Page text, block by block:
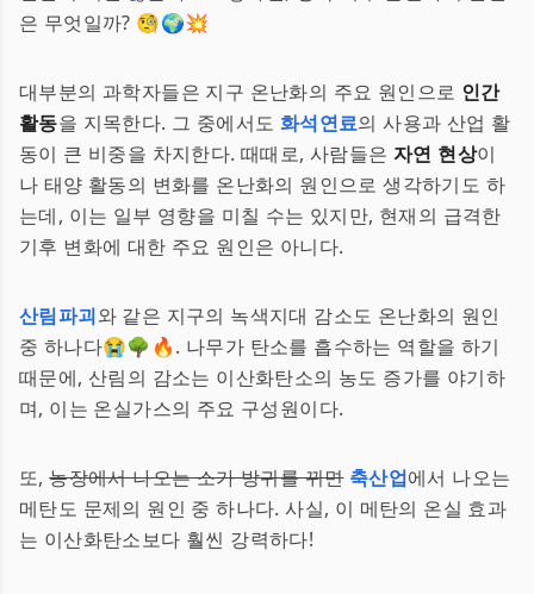
은 무엇일까? 🧐🌍💥
대부분의 과학자들은 지구 온난화의 주요 원인으로 인간
활동을 지목한다. 그 중에서도 화석연료의 사용과 산업 활
동이 큰 비중을 차지한다. 때때로, 사람들은 자연 현상이
나 태양 활동의 변화를 온난화의 원인으로 생각하기도 하
는데, 이는 일부 영향을 미칠 수는 있지만, 현재의 급격한
기후 변화에 대한 주요 원인은 아니다.
산림파괴와 같은 지구의 녹색지대 감소도 온난화의 원인
중 하나다😭🌳🔥. 나무가 탄소를 흡수하는 역할을 하기
때문에, 산림의 감소는 이산화탄소의 농도 증가를 야기하
며, 이는 온실가스의 주요 구성원이다.
또,농장에서 나오는 소가 방귀를 뀌면 축산업에서 나오는
메탄도 문제의 원인 중 하나다. 사실, 이 메탄의 온실 효과
는 이산화탄소보다 훨씬 강력하다!